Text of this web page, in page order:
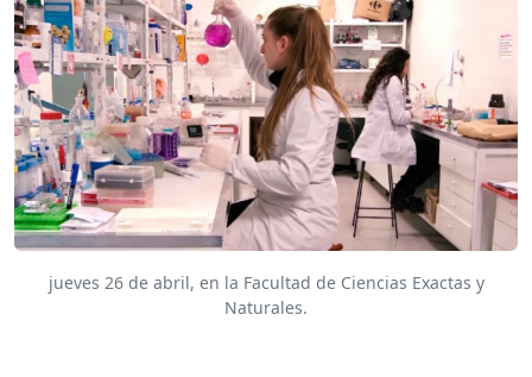
jueves 26 de abril, en la Facultad de Ciencias Exactas y
Naturales.